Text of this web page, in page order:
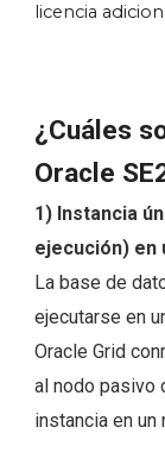
licencia
¿Cuáles
Oracle
1) Instancia
ejecución) en
La base de
ejecutarse en
Oracle Grid
al nodo pasivo
instancia en un